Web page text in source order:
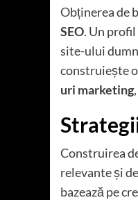
Obținerea de
SEO. Un
site-ului
construiește
uri marketing
Construirea
relevante și
bazează pe